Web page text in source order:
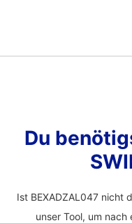
Du
Ist BEXADZAL047 nicht
unser Tool, um